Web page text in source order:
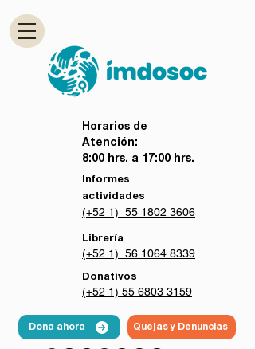
Horarios de
Atención:
8:00 hrs. a 17:00 hrs.
Informes
actividades
(+52 1) 55 1802 3606
Librería
(+52 1) 56 1064 8339
Donativos
(+52 1) 55 6803 3159
Dona ahora Quejas y Denuncias